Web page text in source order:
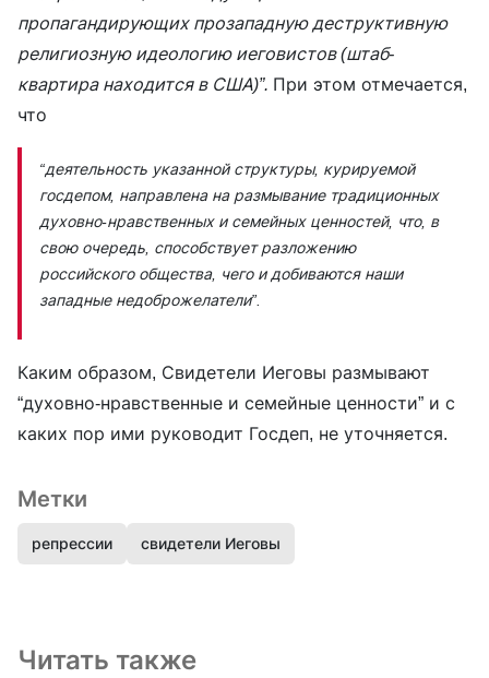
пропагандирующих прозападную деструктивную
религиозную идеологию иеговистов (штаб-
квартира находится в США)”. При этом отмечается,
что
“деятельность указанной структуры, курируемой
госдепом, направлена на размывание традиционных
духовно-нравственных и семейных ценностей, что, в
свою очередь, способствует разложению
российского общества, чего и добиваются наши
западные недоброжелатели”.
Каким образом, Свидетели Иеговы размывают
“духовно-нравственные и семейные ценности” и с
каких пор ими руководит Госдеп, не уточняется.
Метки
репрессии свидетели Иеговы
Читать также